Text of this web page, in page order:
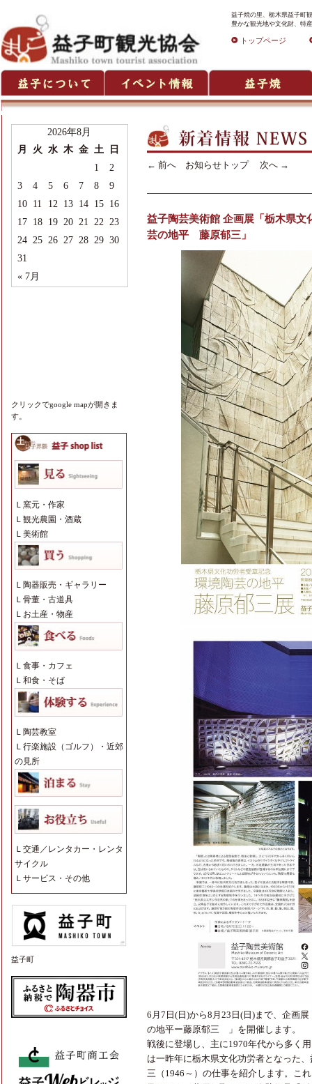
益子焼の里、栃木県益子町
豊かな観光地や文化財、特
トップページ
2026年8月
月
火 水 木 金 土 日
« 7月
1
2
3
4 5 6 7 8
9
10 11 12 13 14 15 16
17 18 19 20 21 22 23
24 25 26 27 28 29 30
31
クリックでgoogle mapが開きま
す。
Ｌ 窯元・作家
Ｌ 観光農園・酒蔵
Ｌ 美術館
Ｌ 陶器販売・ギャラリー
Ｌ 骨董・古道具
Ｌ お土産・物産
Ｌ 食事・カフェ
Ｌ 和食・そば
Ｌ 陶芸教室
Ｌ 行楽施設（ゴルフ）・近郊
の見所
Ｌ 交通／レンタカー・レンタ
サイクル
Ｌ サービス・その他
益子町
← 前へ お知らせトップ 次へ →
益子陶芸美術館 企画展「栃木県文
芸の地平 藤原郁三」
6月7日(日)から8月23日(日)まで、企画
の地平ー藤原郁三 」を開催します。
戦後に登場し、主に1970年代から多く
は一昨年に栃木県文化功労者となった
三（1946～）の仕事を紹介します。こ